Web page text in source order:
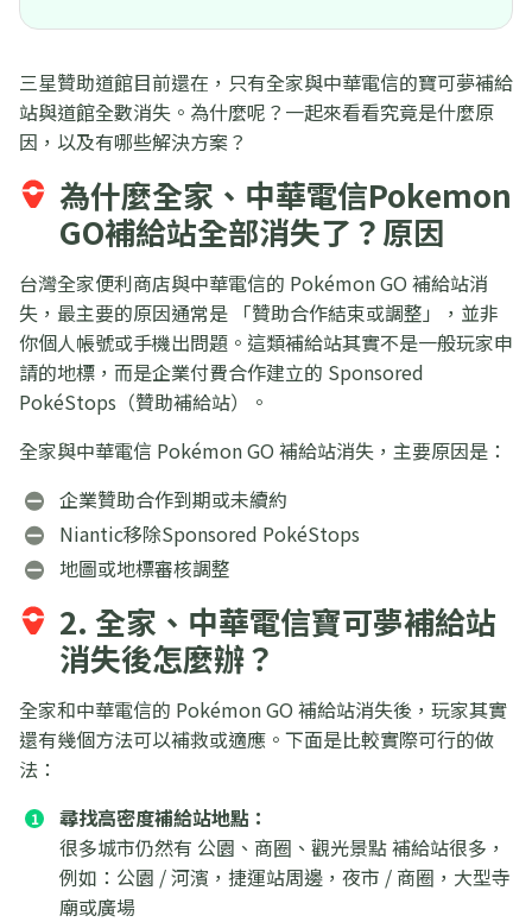
三星贊助道館目前還在，只有全家與中華電信的寶可夢補給
站與道館全數消失。為什麼呢？一起來看看究竟是什麼原
因，以及有哪些解決方案？
為什麼全家、中華電信Pokemon
GO補給站全部消失了？原因
台灣全家便利商店與中華電信的 Pokémon GO 補給站消
失，最主要的原因通常是 「贊助合作結束或調整」，並非
你個人帳號或手機出問題。這類補給站其實不是一般玩家申
請的地標，而是企業付費合作建立的 Sponsored
PokéStops（贊助補給站）。
全家與中華電信 Pokémon GO 補給站消失，主要原因是：
企業贊助合作到期或未續約
Niantic移除Sponsored PokéStops
地圖或地標審核調整
2. 全家、中華電信寶可夢補給站
消失後怎麼辦？
全家和中華電信的 Pokémon GO 補給站消失後，玩家其實
還有幾個方法可以補救或適應。下面是比較實際可行的做
法：
尋找高密度補給站地點：
很多城市仍然有 公園、商圈、觀光景點 補給站很多，
例如：公園 / 河濱，捷運站周邊，夜市 / 商圈，大型寺
廟或廣場